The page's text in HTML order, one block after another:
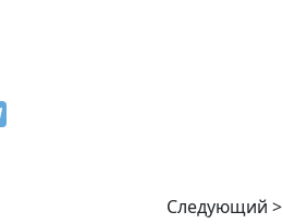
Следующий >